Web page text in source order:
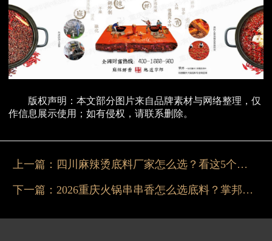
版权声明：本文部分图片来自品牌素材与网络整理，仅
作信息展示使用；如有侵权，请联系删除。
上一篇： 四川麻辣烫底料厂家怎么选？看这5个关键点
下一篇： 2026重庆火锅串串香怎么选底料？掌邦更稳